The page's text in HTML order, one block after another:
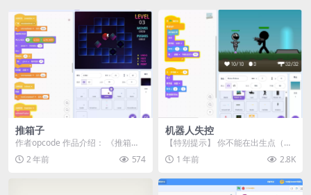
推箱子
作者opcode 作品介绍： 《推箱
子》是一款经典的解谜游戏，目标
是将所有钻石推...
2 年前 574
机器人失控
【特别提示】 你不能在出生点（安
全区）内开枪，这是一项刻意设置
的难度设计。如果能...
1 年前 2.8K